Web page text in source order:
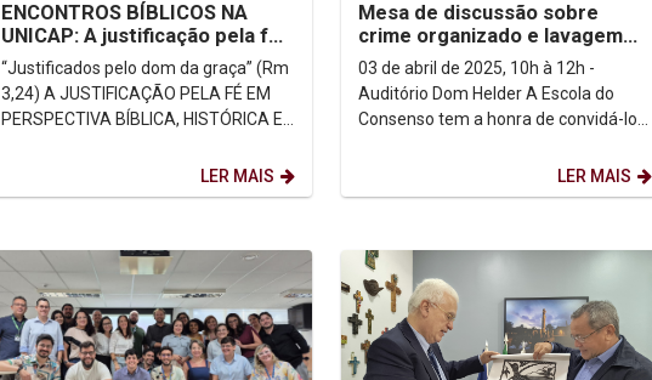
ENCONTROS BÍBLICOS NA
UNICAP: A justificação pela fé
na Carta aos Romanos
“Justificados pelo dom da graça” (Rm
3,24) A JUSTIFICAÇÃO PELA FÉ EM
PERSPECTIVA BÍBLICA, HISTÓRICA E
LER MAIS
Mesa de discussão sobre
crime organizado e lavagem
de dinheiro
03 de abril de 2025, 10h à 12h -
Auditório Dom Helder A Escola do
Consenso tem a honra de convidá-los
LER MAIS